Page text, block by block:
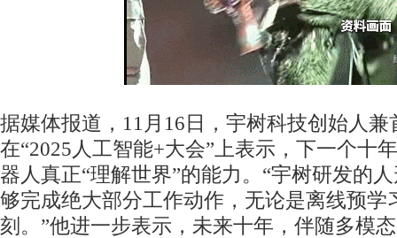
据媒体报道，11月16日，宇树科技创始人
在“2025人工智能+大会”上表示，下一个十
器人真正“理解世界”的能力。“宇树研发的
够完成绝大部分工作动作，无论是离线预学
刻。”他进一步表示，未来十年，伴随多模